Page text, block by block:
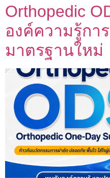
Orthopedic
องค์ความรู้กา
มาตรฐานใหม่